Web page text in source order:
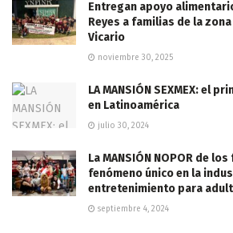
Entregan apoyo
Reyes a familias de la
Vicario
noviembre 30, 2025
LA MANSIÓN SEXMEX: el
en Latinoamérica
julio 30, 2024
La MANSIÓN NOPOR de
fenómeno único en la
entretenimiento para
septiembre 4, 2024